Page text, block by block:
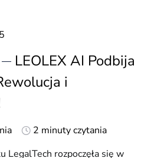
LEOLEX AI Podbija
i
2 minuty czytania
LegalTech rozpoczęła się w